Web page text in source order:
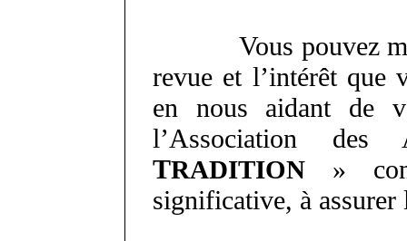
Vous pouvez
revue et l’intérêt que
en nous aidant de
l’Association
TRADITION»
significative, à